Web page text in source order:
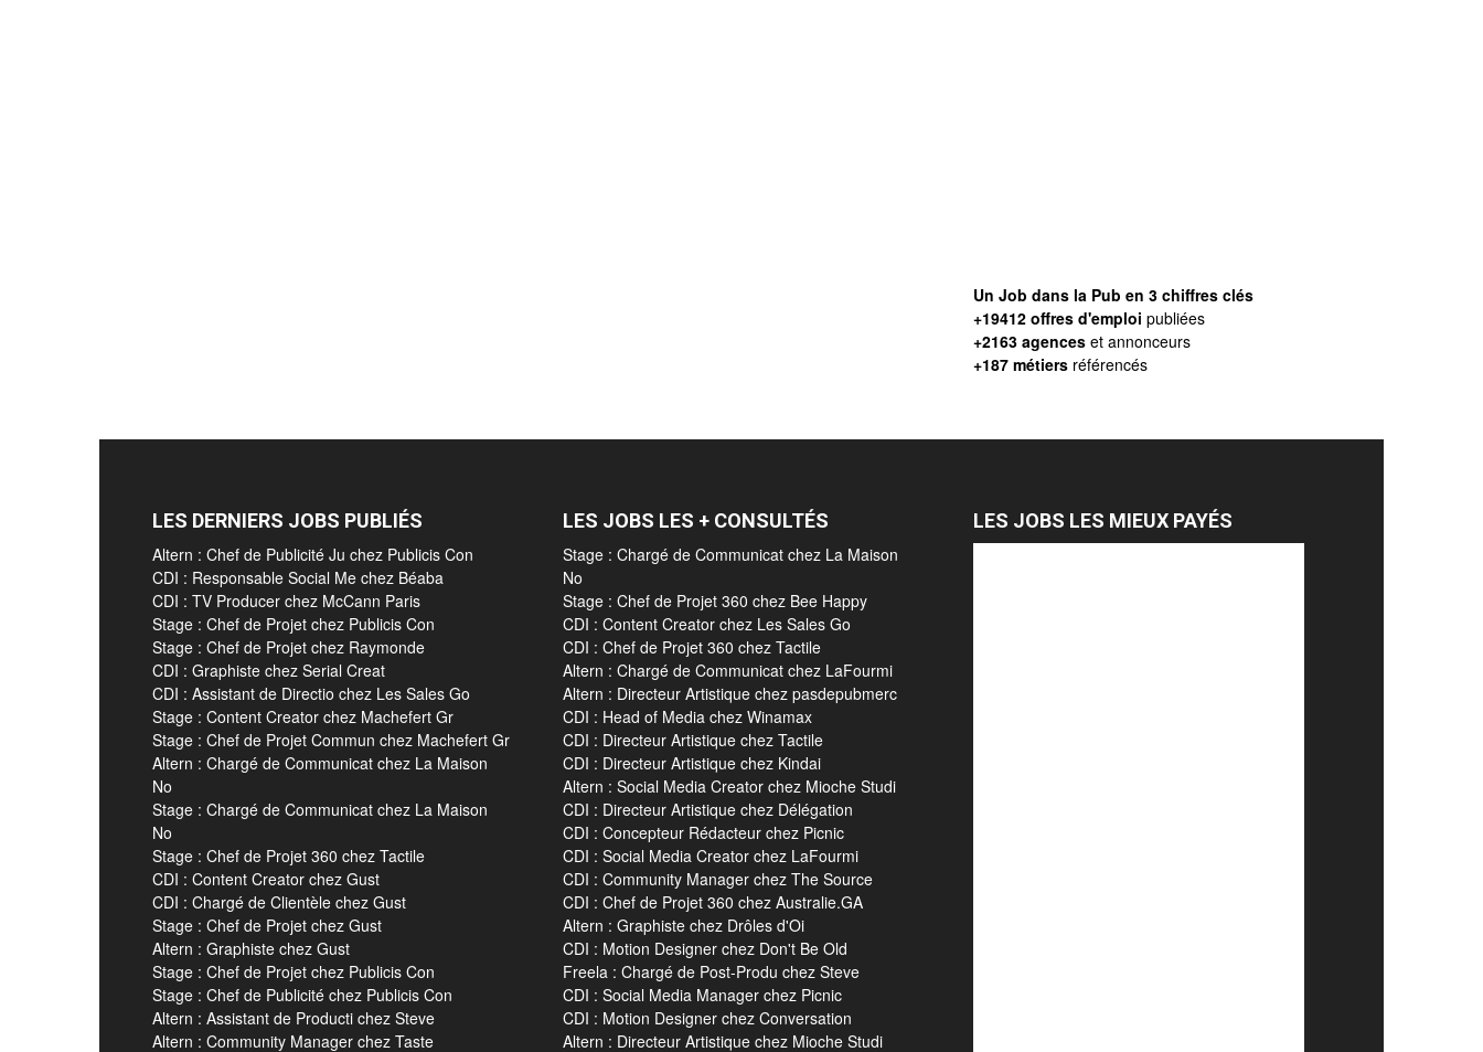
Un Job dans la Pub en 3 chiffres clés
+19412 offres d'emploi publiées
+2163 agences et annonceurs
+187 métiers référencés
LES DERNIERS JOBS PUBLIÉS
Altern : Chef de Publicité Ju chez Publicis Con
CDI : Responsable Social Me chez Béaba
CDI : TV Producer chez McCann Paris
Stage : Chef de Projet chez Publicis Con
Stage : Chef de Projet chez Raymonde
CDI : Graphiste chez Serial Creat
CDI : Assistant de Directio chez Les Sales Go
Stage : Content Creator chez Machefert Gr
Stage : Chef de Projet Commun chez Machefert Gr
Altern : Chargé de Communicat chez La Maison
No
Stage : Chargé de Communicat chez La Maison
No
Stage : Chef de Projet 360 chez Tactile
CDI : Content Creator chez Gust
CDI : Chargé de Clientèle chez Gust
Stage : Chef de Projet chez Gust
Altern : Graphiste chez Gust
Stage : Chef de Projet chez Publicis Con
Stage : Chef de Publicité chez Publicis Con
Altern : Assistant de Producti chez Steve
Altern : Community Manager chez Taste
LES JOBS LES + CONSULTÉS
Stage : Chargé de Communicat chez La Maison
No
Stage : Chef de Projet 360 chez Bee Happy
CDI : Content Creator chez Les Sales Go
CDI : Chef de Projet 360 chez Tactile
Altern : Chargé de Communicat chez LaFourmi
Altern : Directeur Artistique chez pasdepubmerc
CDI : Head of Media chez Winamax
CDI : Directeur Artistique chez Tactile
CDI : Directeur Artistique chez Kindai
Altern : Social Media Creator chez Mioche Studi
CDI : Directeur Artistique chez Délégation
CDI : Concepteur Rédacteur chez Picnic
CDI : Social Media Creator chez LaFourmi
CDI : Community Manager chez The Source
CDI : Chef de Projet 360 chez Australie.GA
Altern : Graphiste chez Drôles d'Oi
CDI : Motion Designer chez Don't Be Old
Freela : Chargé de Post-Produ chez Steve
CDI : Social Media Manager chez Picnic
CDI : Motion Designer chez Conversation
Altern : Directeur Artistique chez Mioche Studi
LES JOBS LES MIEUX PAYÉS